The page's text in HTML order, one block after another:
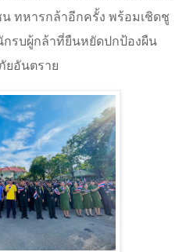
น ทหารกล้าอีกครั้ง พร้อมเชิดชู
กรบผู้กล้าที่ยืนหยัดปกป้องผืน
ยอันตราย